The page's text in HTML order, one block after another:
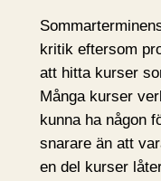
kritik eftersom
att hitta kurser
Många kurser
kunna ha någon
snarare än att
en del kurser